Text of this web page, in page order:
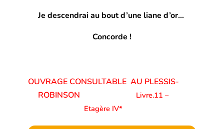
Je descendrai au bout d’une liane d’or…
Concorde !
OUVRAGE CONSULTABLE AU PLESSIS-
ROBINSON Livre.11 –
Etagère IV*